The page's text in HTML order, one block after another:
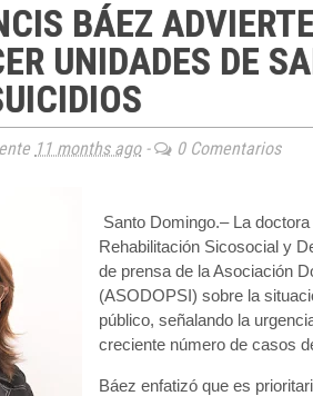
BÁEZ
UNIDADES DE
11 months ago- 0 Comentarios
Santo Domingo.– La
Rehabilitación Sicosocial y
de prensa de la Asociación
(ASODOPSI) sobre la
público, señalando la
creciente número de casos
Báez enfatizó que es